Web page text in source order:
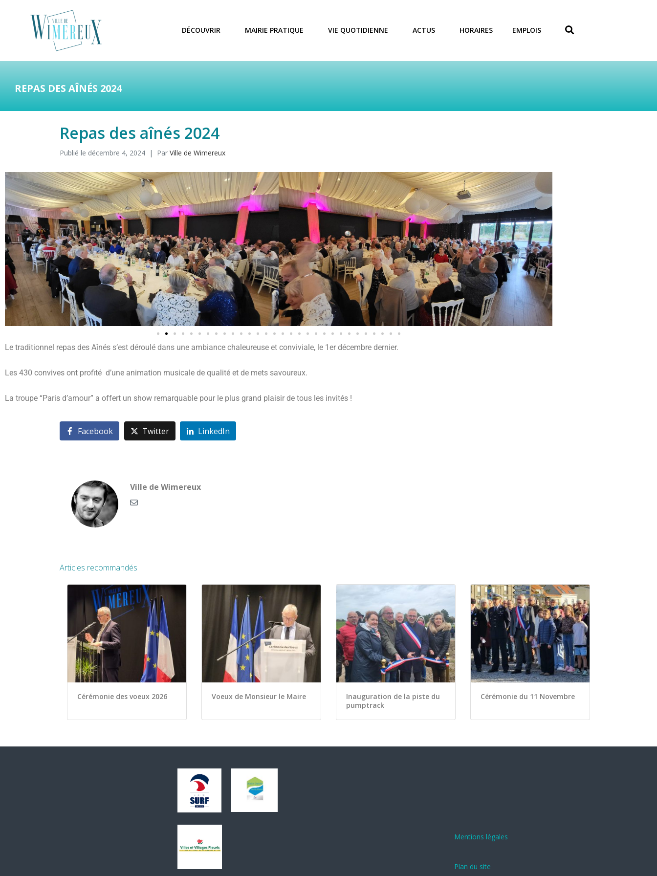
DÉCOUVRIR MAIRIE PRATIQUE VIE QUOTIDIENNE ACTUS HORAIRES EMPLOIS
REPAS DES AÎNÉS 2024
Repas des aînés 2024
Publié le décembre 4, 2024 Par Ville de Wimereux
Le traditionnel repas des Aînés s’est déroulé dans une ambiance chaleureuse et conviviale, le 1er décembre dernier.
Les 430 convives ont profité d’une animation musicale de qualité et de mets savoureux.
La troupe “Paris d’amour” a offert un show remarquable pour le plus grand plaisir de tous les invités !
Facebook Twitter LinkedIn
Ville de Wimereux
Articles recommandés
Cérémonie des voeux 2026 Voeux de Monsieur le Maire
Inauguration de la piste du
pumptrack
Cérémonie du 11 Novembre
Mentions légales
Plan du site